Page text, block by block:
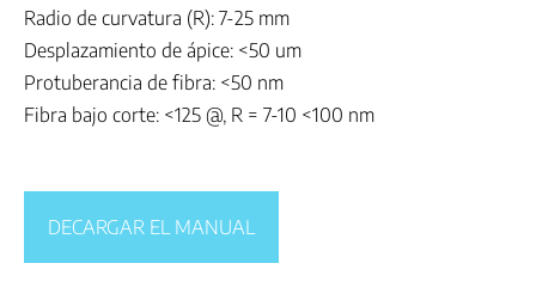
Radio de curvatura (R): 7-25 mm
Desplazamiento de ápice: <50 um
Protuberancia de fibra: <50 nm
Fibra bajo corte: <125 @, R = 7-10 <100 nm
DECARGAR EL MANUAL